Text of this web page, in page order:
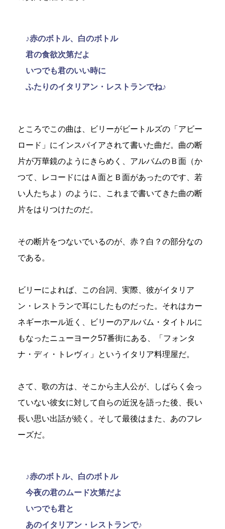
♪赤のボトル、白のボトル
君の食欲次第だよ
いつでも君のいい時に
ふたりのイタリアン・レストランでね♪
ところでこの曲は、ビリーがビートルズの「アビー
ロード」にインスパイアされて書いた曲だ。曲の断
片が万華鏡のようにきらめく、アルバムのＢ面（か
つて、レコードにはＡ面とＢ面があったのです、若
い人たちよ）のように、これまで書いてきた曲の断
片をはりつけたのだ。
その断片をつないでいるのが、赤？白？の部分なの
である。
ビリーによれば、この台詞、実際、彼がイタリア
ン・レストランで耳にしたものだった。それはカー
ネギーホール近く、ビリーのアルバム・タイトルに
もなったニューヨーク57番街にある、「フォンタ
ナ・ディ・トレヴィ」というイタリア料理屋だ。
さて、歌の方は、そこから主人公が、しばらく会っ
ていない彼女に対して自らの近況を語った後、長い
長い思い出話が続く。そして最後はまた、あのフレ
ーズだ。
♪赤のボトル、白のボトル
今夜の君のムード次第だよ
いつでも君と
あのイタリアン・レストランで♪